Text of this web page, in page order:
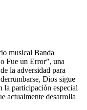
musical Banda
Fue un Error”, una
la adversidad para
Dios sigue
la participación especial
actualmente desarrolla